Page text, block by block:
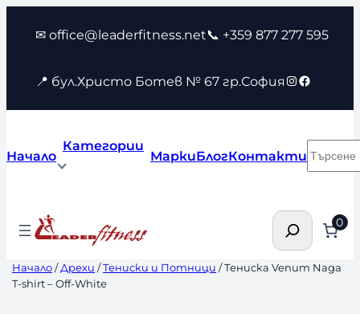
съдържанието
✉ office@leaderfitness.net📞 +359 877 277 595
📍 бул.Христо Ботев № 67 гр.София Instagram
Facebook
Начало
Категории
МаркиБлогКонтакти
Търсене 0
Начало/Дрехи /Тениски и Потници / Тениска Venum Naga
T-shirt – Off-White